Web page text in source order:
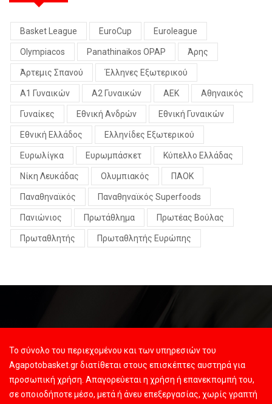
Basket League EuroCup Euroleague
Olympiacos Panathinaikos OPAP Άρης
Άρτεμις Σπανού Έλληνες Εξωτερικού
Α1 Γυναικών Α2 Γυναικών ΑΕΚ Αθηναικός
Γυναίκες Εθνική Ανδρών Εθνική Γυναικών
Εθνική Ελλάδος Ελληνίδες Εξωτερικού
Ευρωλίγκα Ευρωμπάσκετ Κύπελλο Ελλάδας
Νίκη Λευκάδας Ολυμπιακός ΠΑΟΚ
Παναθηναϊκός Παναθηναϊκός Superfoods
Πανιώνιος Πρωτάθλημα Πρωτέας Βούλας
Πρωταθλητής Πρωταθλητής Ευρώπης
Το σύνολο του περιεχομένου και των υπηρεσιών του
Agapotobasket.gr διατίθεται στους επισκέπτες αυστηρά για
προσωπική χρήση. Απαγορεύεται η χρήση ή επανεκπομπή του,
σε οποιοδήποτε μέσο, μετά ή άνευ επεξεργασίας, χωρίς γραπτή